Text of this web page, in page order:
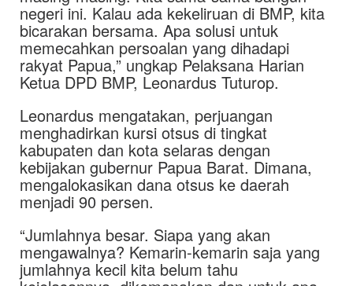
negeri ini. Kalau ada kekeliruan di BMP, kita
bicarakan bersama. Apa solusi untuk
memecahkan persoalan yang dihadapi
rakyat Papua,” ungkap Pelaksana Harian
Ketua DPD BMP, Leonardus Tuturop.
Leonardus mengatakan, perjuangan
menghadirkan kursi otsus di tingkat
kabupaten dan kota selaras dengan
kebijakan gubernur Papua Barat. Dimana,
mengalokasikan dana otsus ke daerah
menjadi 90 persen.
“Jumlahnya besar. Siapa yang akan
mengawalnya? Kemarin-kemarin saja yang
jumlahnya kecil kita belum tahu